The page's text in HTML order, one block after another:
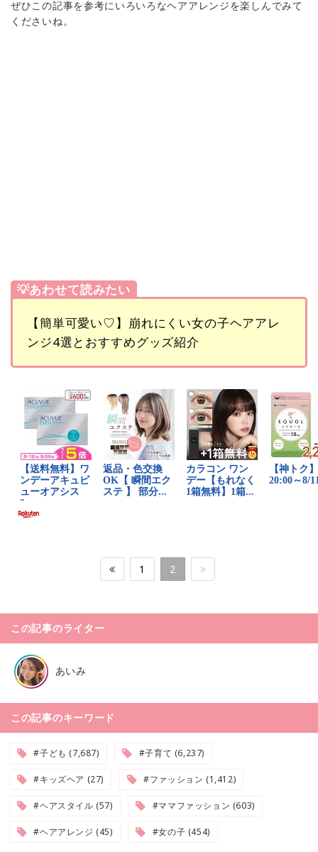
ぜひこの記事を参考にいろいろなヘアアレンジを楽しんでみて
くださいね。
💡あわせて読みたい
【簡単可愛い♡】崩れにくい女の子ヘアアレ
ンジ4選とおすすめグッズ紹介
1 2
この記事のライター
あいみ
この記事のキーワード
#子ども (7,687) #子育て (6,237)
#キッズヘア (27) #ファッション (1,412)
#ヘアスタイル (57) #ママファッション (603)
#ヘアアレンジ (45) #女の子 (454)